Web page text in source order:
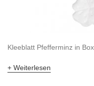
Kleeblatt Pfefferminz in
Weiterlesen